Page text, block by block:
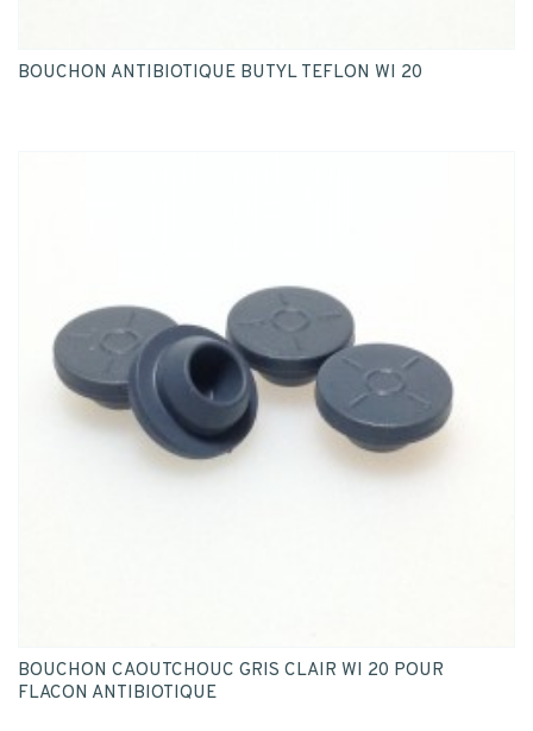
BOUCHON ANTIBIOTIQUE BUTYL TEFLON WI 20
BOUCHON CAOUTCHOUC GRIS CLAIR WI 20 POUR
FLACON ANTIBIOTIQUE